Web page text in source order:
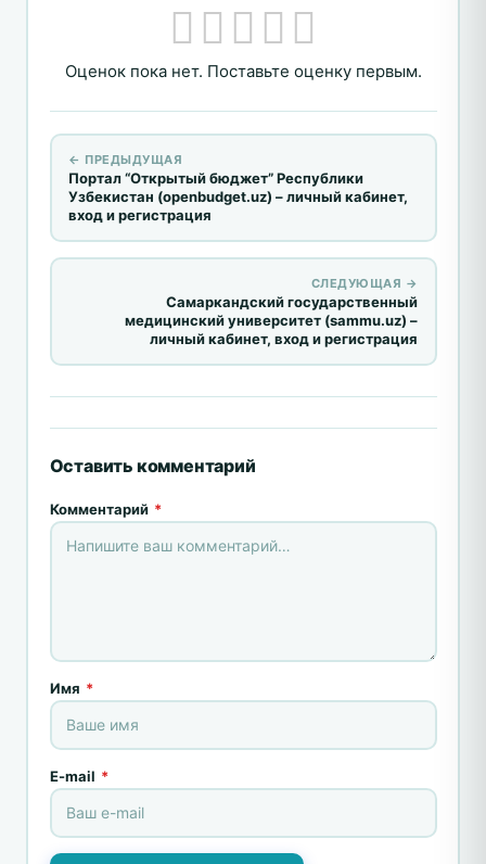
Оценок пока нет. Поставьте оценку первым.
← ПРЕДЫДУЩАЯ
Портал “Открытый бюджет” Республики
Узбекистан (openbudget.uz) – личный кабинет,
вход и регистрация
СЛЕДУЮЩАЯ →
Самаркандский государственный
медицинский университет (sammu.uz) –
личный кабинет, вход и регистрация
Оставить комментарий
Комментарий *
Имя *
E-mail *